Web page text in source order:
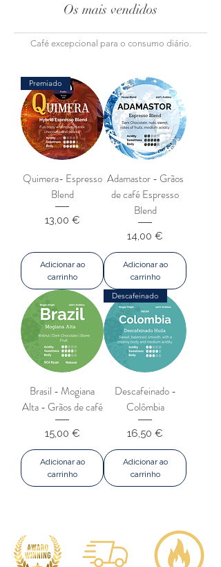
Os mais vendidos
Café excepcional para o consumo diário.
Premiado
Quimera- Espresso
Blend
Preço
13,00 €
Adicionar ao
carrinho
Adamastor - Grãos
de café Espresso
Blend
Preço
14,00 €
Adicionar ao
carrinho
Brasil - Mogiana
Alta - Grãos de café
Preço
15,00 €
Adicionar ao
carrinho
Descafeinado
Descafeinado -
Colômbia
Preço
16,50 €
Adicionar ao
carrinho